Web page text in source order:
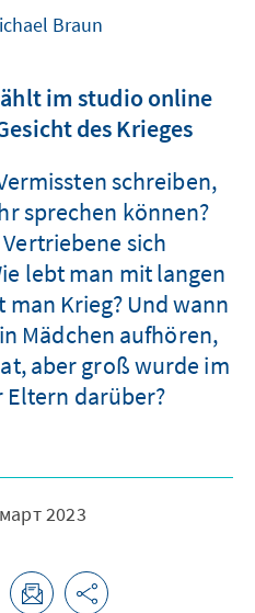
Braun
im studio online
des Krieges
schreiben,
sprechen können?
sich
lebt man mit langen
Krieg? Und wann
Mädchen aufhören,
aber groß wurde im
Eltern darüber?
2023